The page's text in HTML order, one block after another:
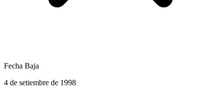
Fecha Baja
4 de setiembre de 1998